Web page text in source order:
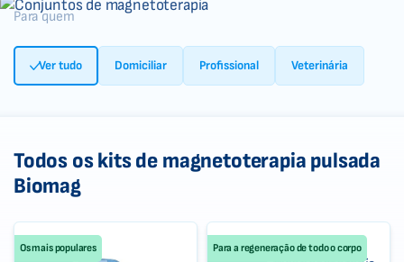
Para quem
Ver tudo Domiciliar Profissional Veterinária
Todos os kits de magnetoterapia pulsada
Biomag
Os mais populares
Para a regeneração de todo o corpo